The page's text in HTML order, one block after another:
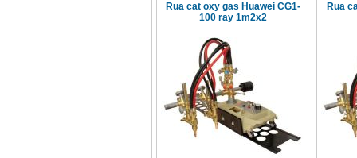
Rua cat oxy gas Huawei CG1-
100 ray 1m2x2
Rua